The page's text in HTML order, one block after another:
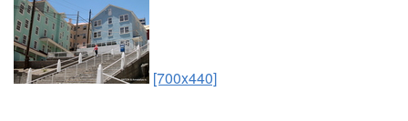
[700x440]